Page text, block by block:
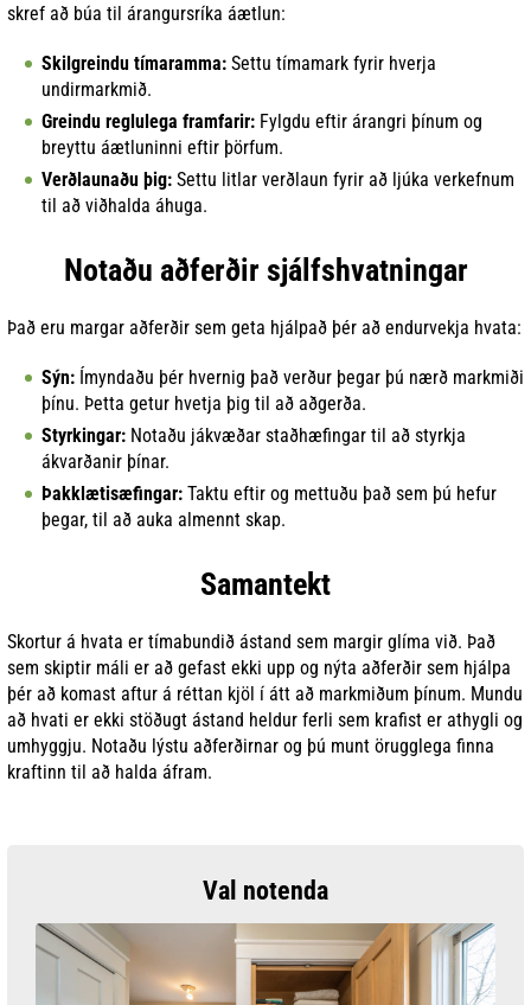
skref að búa til árangursríka áætlun:
Skilgreindu tímaramma: Settu tímamark fyrir hverja
undirmarkmið.
Greindu reglulega framfarir: Fylgdu eftir árangri þínum og
breyttu áætluninni eftir þörfum.
Verðlaunaðu þig: Settu litlar verðlaun fyrir að ljúka verkefnum
til að viðhalda áhuga.
Notaðu aðferðir sjálfshvatningar
Það eru margar aðferðir sem geta hjálpað þér að endurvekja hvata:
Sýn: Ímyndaðu þér hvernig það verður þegar þú nærð markmiði
þínu. Þetta getur hvetja þig til að aðgerða.
Styrkingar: Notaðu jákvæðar staðhæfingar til að styrkja
ákvarðanir þínar.
Þakklætisæfingar: Taktu eftir og mettuðu það sem þú hefur
þegar, til að auka almennt skap.
Samantekt
Skortur á hvata er tímabundið ástand sem margir glíma við. Það
sem skiptir máli er að gefast ekki upp og nýta aðferðir sem hjálpa
þér að komast aftur á réttan kjöl í átt að markmiðum þínum. Mundu
að hvati er ekki stöðugt ástand heldur ferli sem krafist er athygli og
umhyggju. Notaðu lýstu aðferðirnar og þú munt örugglega finna
kraftinn til að halda áfram.
Val notenda